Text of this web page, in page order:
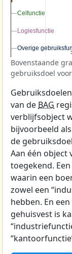
Celfunctie
Celfunctie
Logiesfunctie
Logiesfunctie
Overige
Overige
Bovenstaande
gebruiksdoel
van de BAG
verblijfsobject
bijvoorbeeld
de
Aan één object
toegekend.
waarin een
zowel een
hebben. En
gehuisvest is